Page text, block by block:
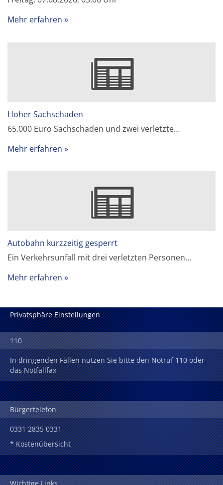
Mehr erfahren
Hoher Sachschaden
65.000 Euro Sachschaden und zwei verletzte…
Mehr erfahren
Autobahn kurzzeitig gesperrt
Ein Verkehrsunfall mit drei verletzten Personen…
Mehr erfahren
Privatsphäre Einstellungen
110
In dringenden Fällen nutzen Sie bitte den Notruf 110 oder
das Notfallfax
Bürgertelefon
0331 2835 0331
* Kostenübersicht